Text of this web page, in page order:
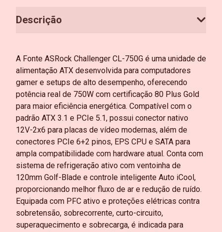
Descrição
A Fonte ASRock Challenger CL-750G é uma unidade de
alimentação ATX desenvolvida para computadores
gamer e setups de alto desempenho, oferecendo
potência real de 750W com certificação 80 Plus Gold
para maior eficiência energética. Compatível com o
padrão ATX 3.1 e PCIe 5.1, possui conector nativo
12V-2x6 para placas de vídeo modernas, além de
conectores PCIe 6+2 pinos, EPS CPU e SATA para
ampla compatibilidade com hardware atual. Conta com
sistema de refrigeração ativo com ventoinha de
120mm Golf-Blade e controle inteligente Auto iCool,
proporcionando melhor fluxo de ar e redução de ruído.
Equipada com PFC ativo e proteções elétricas contra
sobretensão, sobrecorrente, curto-circuito,
superaquecimento e sobrecarga, é indicada para